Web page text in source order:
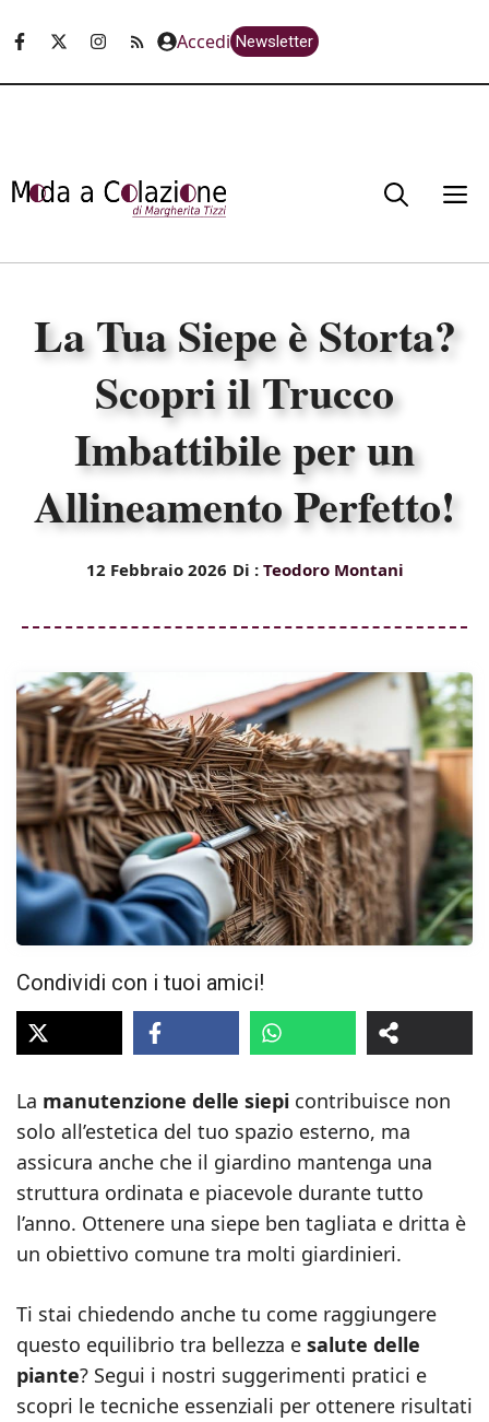
Accedi Newsletter
La Tua Siepe è Storta?
Scopri il Trucco
Imbattibile per un
Allineamento Perfetto!
12 Febbraio 2026 Di : Teodoro Montani
Condividi con i tuoi amici!
La manutenzione delle siepi contribuisce non
solo all’estetica del tuo spazio esterno, ma
assicura anche che il giardino mantenga una
struttura ordinata e piacevole durante tutto
l’anno. Ottenere una siepe ben tagliata e dritta è
un obiettivo comune tra molti giardinieri.
Ti stai chiedendo anche tu come raggiungere
questo equilibrio tra bellezza e salute delle
piante? Segui i nostri suggerimenti pratici e
scopri le tecniche essenziali per ottenere risultati